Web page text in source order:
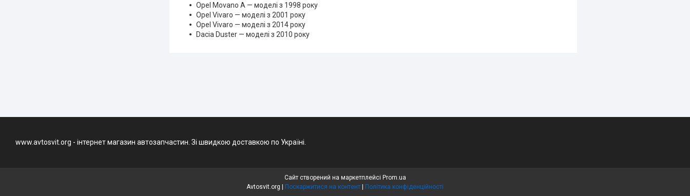
Opel Movano A — моделі з 1998 року
Opel Vivaro — моделі з 2001 року
Opel Vivaro — моделі з 2014 року
Dacia Duster — моделі з 2010 року
www.avtosvit.org - інтернет магазин автозапчастин. Зі швидкою доставкою по Україні.
Сайт створений на маркетплейсі Prom.ua
Поскаржитися на контент Політика конфіденційності